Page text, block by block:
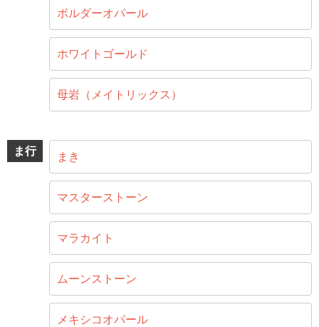
ボルダーオパール
ホワイトゴールド
母岩（メイトリックス）
ま行 まき
マスターストーン
マラカイト
ムーンストーン
メキシコオパール